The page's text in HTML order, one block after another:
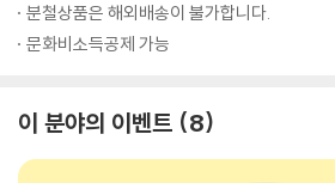
분철상품은 해외배송이 불가합니다.
문화비소득공제 가능
이 분야의 이벤트 8